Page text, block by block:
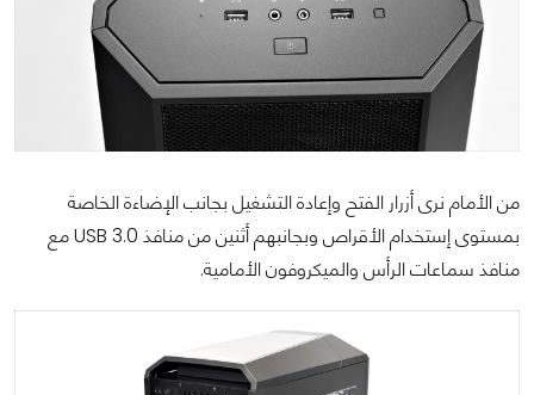
من الأمام نرى أزرار الفتح وإعادة التشغيل بجانب الإضاءة الخاصة
بمستوى إستخدام الأقراص وبجانبهم أثنين من منافذ USB 3.0 مع
منافذ سماعات الرأس والميكروفون الأمامية.